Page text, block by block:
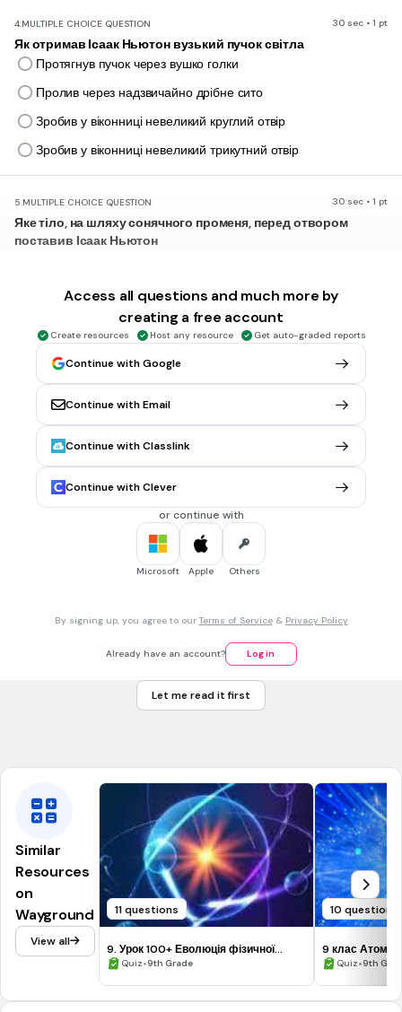
4.MULTIPLE CHOICE QUESTION 30 sec • 1 pt
Як отримав Ісаак Ньютон вузький пучок світла
Протягнув пучок через вушко голки
Пролив через надзвичайно дрібне сито
Зробив у віконниці невеликий круглий отвір
Зробив у віконниці невеликий трикутний отвір
5.MULTIPLE CHOICE QUESTION 30 sec • 1 pt
Яке тіло, на шляху сонячного променя, перед отвором
поставив Ісаак Ньютон
Скляний циліндр
Коробку цукерок
Мишоловку
MULTIPLE CHOICE QUESTION 30 sec • 1 pt
Як назвав Ісаак Ньютон кольорову смужку, що утворилися
на екрані, після проходження скляної призми світловим
промінчиком
Спектр
Трафарет
Access all questions and much more by
creating a free account
Create resources Host any resource Get auto-graded reports
Continue with Google
Continue with Email
Continue with Classlink
Continue with Clever
or continue with
Microsoft Apple Others
By signing up, you agree to our Terms of Service& Privacy Policy
Already have an account? Log in
Let me read it first
Similar
Resources
on
Wayground
View all
11 questions
9. Урок 100+ Еволюція фізичної
картини світу
Quiz•9th Grade
10 questions
9 клас Атомні
Quiz•9th